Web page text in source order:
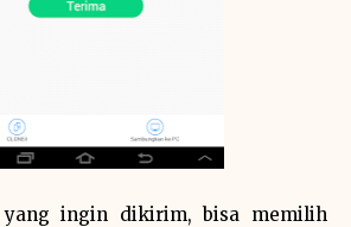
ingin dikirim, bisa memilih